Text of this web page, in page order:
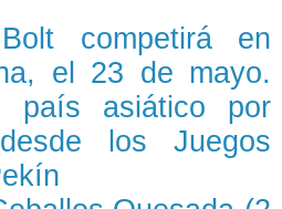
competirá en
el 23 de mayo.
país asiático por
los Juegos